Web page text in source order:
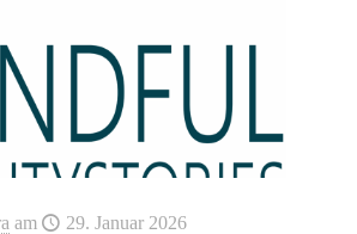
am 29. Januar 2026